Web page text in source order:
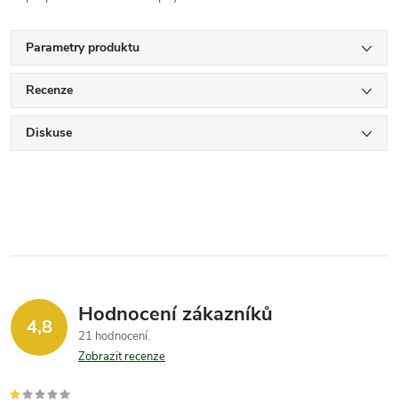
Parametry produktu
Recenze
Diskuse
4,8 Hodnocení zákazníků
21 hodnocení
Zobrazit recenze